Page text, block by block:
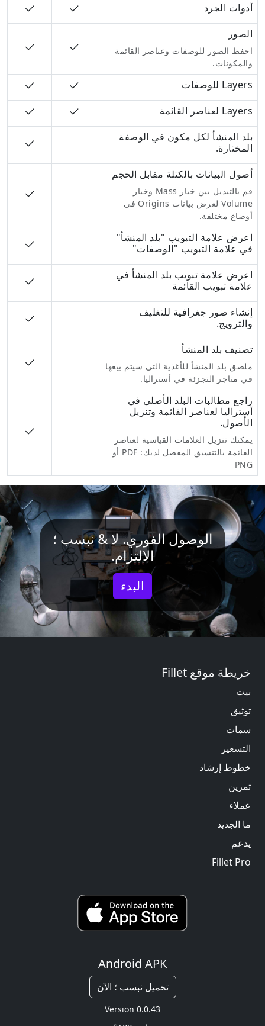
أدوات الجرد
الصور
احفظ الصور للوصفات وعناصر القائمة
والمكونات.
Layers للوصفات
Layers لعناصر القائمة
بلد المنشأ لكل مكون في الوصفة
المختارة.
أصول البيانات بالكتلة مقابل الحجم
قم بالتبديل بين خيار Mass وخيار
Volume لعرض بيانات Origins في
أوضاع مختلفة.
اعرض علامة التبويب "بلد المنشأ"
في علامة التبويب "الوصفات"
اعرض علامة تبويب بلد المنشأ في
علامة تبويب القائمة
إنشاء صور جغرافية للتغليف
والترويج.
تصنيف بلد المنشأ
ملصق بلد المنشأ للأغذية التي سيتم بيعها
في متاجر التجزئة في أستراليا.
راجع مطالبات البلد الأصلي في
أستراليا لعناصر القائمة وتنزيل
الأصول.
يمكنك تنزيل العلامات القياسية لعناصر
القائمة بالتنسيق المفضل لديك:
PDF أو
PNG
الوصول الفوري. لا & نبسب ؛
الالتزام.
البدء
خريطة موقع Fillet
بيت
توثيق
سمات
التسعير
خطوط إرشاد
تمرين
عملاء
ما الجديد
يدعم
Fillet Pro
Android APK
تحميل نبسب ؛ الآن
Version 0.0.43